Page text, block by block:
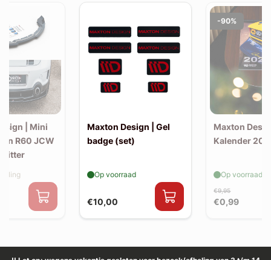
| Mini
R60 JCW
Maxton Design | Gel
badge (set)
€10,00
Op voorraad
-90%
Maxton
Kalender
€9,95
€0,99
Op voorraad